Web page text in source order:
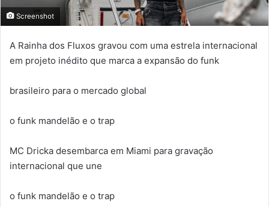
Screenshot
A Rainha dos Fluxos gravou com uma estrela internacional
em projeto inédito que marca a expansão do funk
brasileiro para o mercado global
o funk mandelão e o trap
MC Dricka desembarca em Miami para gravação
internacional que une
o funk mandelão e o trap